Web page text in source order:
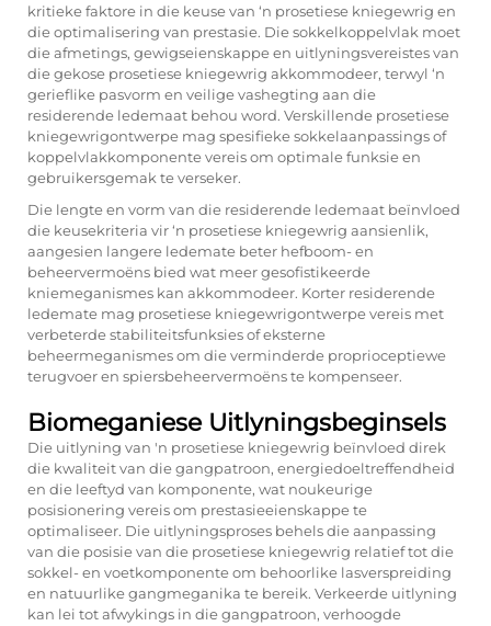
kritieke faktore in die keuse van ‘n prosetiese kniegewrig en
die optimalisering van prestasie. Die sokkelkoppelvlak moet
die afmetings, gewigseienskappe en uitlyningsvereistes van
die gekose prosetiese kniegewrig akkommodeer, terwyl ‘n
gerieflike pasvorm en veilige vashegting aan die
residerende ledemaat behou word. Verskillende prosetiese
kniegewrigontwerpe mag spesifieke sokkelaanpassings of
koppelvlakkomponente vereis om optimale funksie en
gebruikersgemak te verseker.
Die lengte en vorm van die residerende ledemaat beïnvloed
die keusekriteria vir ‘n prosetiese kniegewrig aansienlik,
aangesien langere ledemate beter hefboom- en
beheervermoëns bied wat meer gesofistikeerde
kniemeganismes kan akkommodeer. Korter residerende
ledemate mag prosetiese kniegewrigontwerpe vereis met
verbeterde stabiliteitsfunksies of eksterne
beheermeganismes om die verminderde proprioceptiewe
terugvoer en spiersbeheervermoëns te kompenseer.
Biomeganiese Uitlyningsbeginsels
Die uitlyning van 'n prosetiese kniegewrig beïnvloed direk
die kwaliteit van die gangpatroon, energiedoeltreffendheid
en die leeftyd van komponente, wat noukeurige
posisionering vereis om prestasieeienskappe te
optimaliseer. Die uitlyningsproses behels die aanpassing
van die posisie van die prosetiese kniegewrig relatief tot die
sokkel- en voetkomponente om behoorlike lasverspreiding
en natuurlike gangmeganika te bereik. Verkeerde uitlyning
kan lei tot afwykings in die gangpatroon, verhoogde